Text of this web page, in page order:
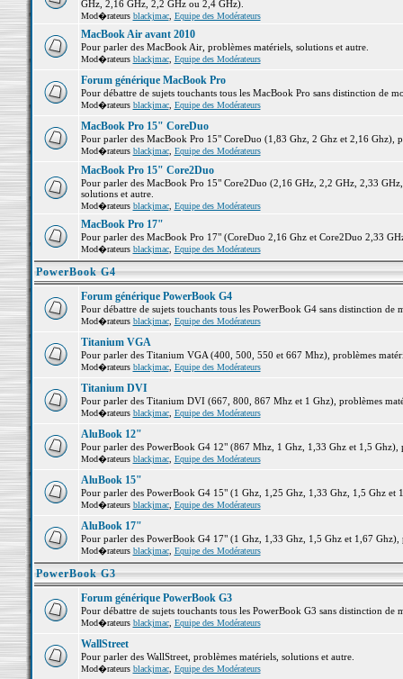
GHz, 2,16 GHz, 2,2 GHz ou 2,4 GHz).
Mod�rateurs blackjmac, Equipe des Modérateurs
MacBook Air avant 2010
Pour parler des MacBook Air, problèmes matériels, solutions et autre.
Mod�rateurs blackjmac, Equipe des Modérateurs
Forum générique MacBook Pro
Pour débattre de sujets touchants tous les MacBook Pro sans distinction de
Mod�rateurs blackjmac, Equipe des Modérateurs
MacBook Pro 15" CoreDuo
Pour parler des MacBook Pro 15" CoreDuo (1,83 Ghz, 2 Ghz et 2,16 Ghz),
Mod�rateurs blackjmac, Equipe des Modérateurs
MacBook Pro 15" Core2Duo
Pour parler des MacBook Pro 15" Core2Duo (2,16 GHz, 2,2 GHz, 2,33
solutions et autre.
Mod�rateurs blackjmac, Equipe des Modérateurs
MacBook Pro 17"
Pour parler des MacBook Pro 17" (CoreDuo 2,16 Ghz et Core2Duo 2,33
Mod�rateurs blackjmac, Equipe des Modérateurs
PowerBook G4
Forum générique PowerBook G4
Pour débattre de sujets touchants tous les PowerBook G4 sans distinction de
Mod�rateurs blackjmac, Equipe des Modérateurs
Titanium VGA
Pour parler des Titanium VGA (400, 500, 550 et 667 Mhz), problèmes
Mod�rateurs blackjmac, Equipe des Modérateurs
Titanium DVI
Pour parler des Titanium DVI (667, 800, 867 Mhz et 1 Ghz), problèmes
Mod�rateurs blackjmac, Equipe des Modérateurs
AluBook 12"
Pour parler des PowerBook G4 12" (867 Mhz, 1 Ghz, 1,33 Ghz et 1,5 Ghz),
Mod�rateurs blackjmac, Equipe des Modérateurs
AluBook 15"
Pour parler des PowerBook G4 15" (1 Ghz, 1,25 Ghz, 1,33 Ghz, 1,5 Ghz et
Mod�rateurs blackjmac, Equipe des Modérateurs
AluBook 17"
Pour parler des PowerBook G4 17" (1 Ghz, 1,33 Ghz, 1,5 Ghz et 1,67 Ghz),
Mod�rateurs blackjmac, Equipe des Modérateurs
PowerBook G3
Forum générique PowerBook G3
Pour débattre de sujets touchants tous les PowerBook G3 sans distinction de
Mod�rateurs blackjmac, Equipe des Modérateurs
WallStreet
Pour parler des WallStreet, problèmes matériels, solutions et autre.
Mod�rateurs blackjmac, Equipe des Modérateurs